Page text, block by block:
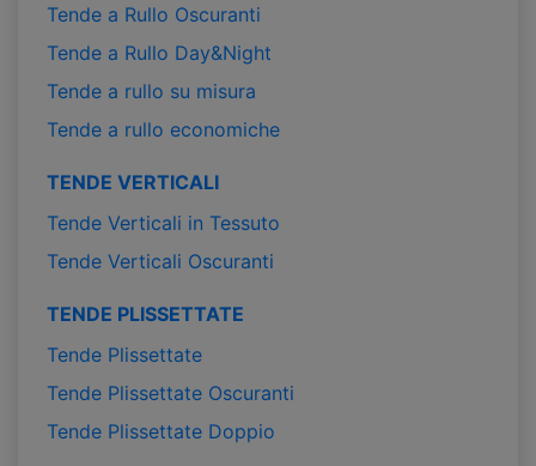
Tende a Rullo Oscuranti
Tende a Rullo Day&Night
Tende a rullo su misura
Tende a rullo economiche
TENDE VERTICALI
Tende Verticali in Tessuto
Tende Verticali Oscuranti
TENDE PLISSETTATE
Tende Plissettate
Tende Plissettate Oscuranti
Tende Plissettate Doppio